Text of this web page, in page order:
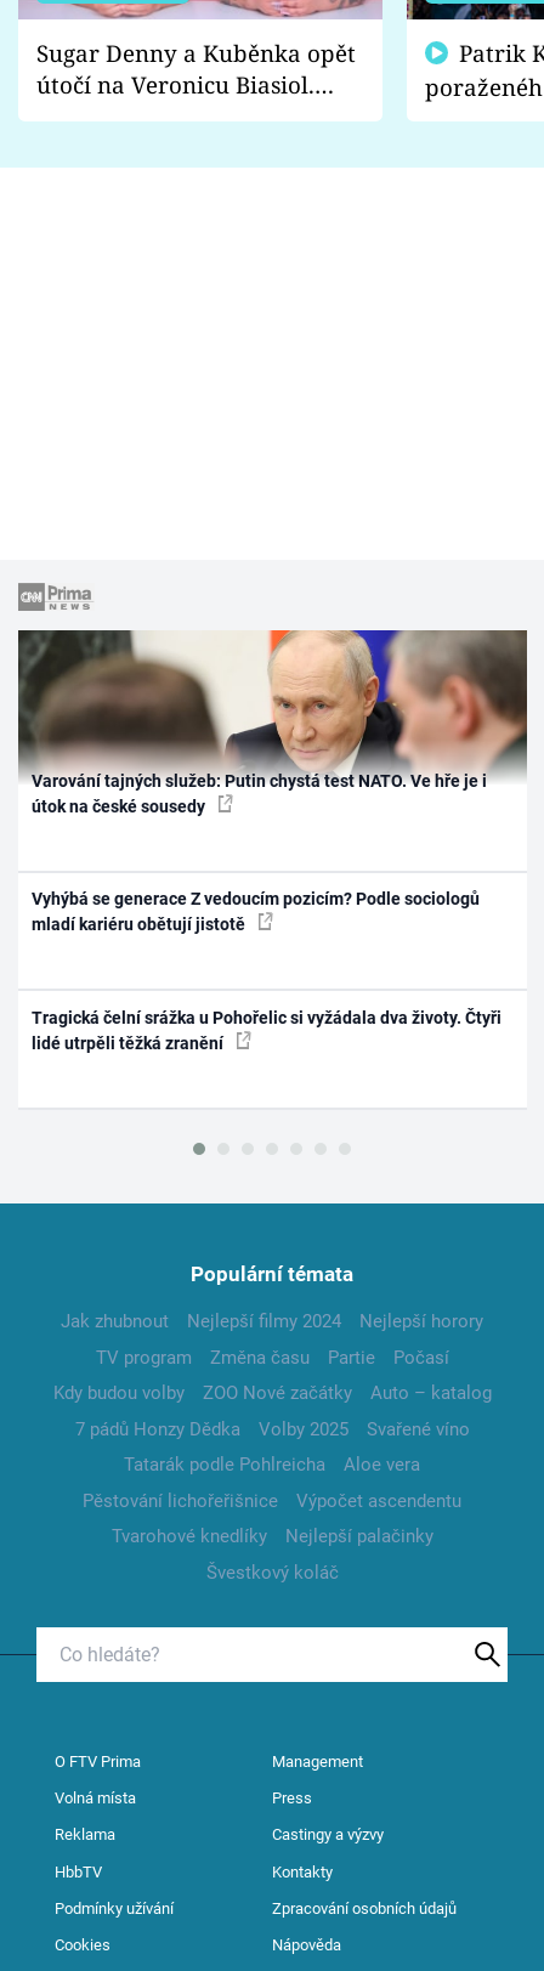
Sugar Denny a Kuběnka opět
útočí na Veronicu Biasiol.
Proč je podle nich falešná a
fanoušci
Varování tajných služeb: Putin chystá test NATO. Ve hře je i
útok na české sousedy
Vyhýbá se generace Z vedoucím pozicím? Podle sociologů
mladí kariéru obětují jistotě
Tragická čelní srážka u Pohořelic si vyžádala dva životy. Čtyři
lidé utrpěli těžká zranění
Populární témata
Jak zhubnout Nejlepší filmy 2024
Nejlepší horory
TV program
Změna času Partie
Počasí
Kdy budou volby
ZOO Nové začátky
Auto – katalog
7 pádů Honzy Dědka
Volby 2025
Svařené víno
Tatarák podle Pohlreicha
Aloe vera
Pěstování lichořeřišnice
Výpočet ascendentu
Tvarohové knedlíky
Nejlepší palačinky
Švestkový koláč
O FTV Prima Management
Volná místa Press
Reklama Castingy a výzvy
HbbTV Kontakty
Podmínky užívání Zpracování osobních údajů
Cookies Nápověda